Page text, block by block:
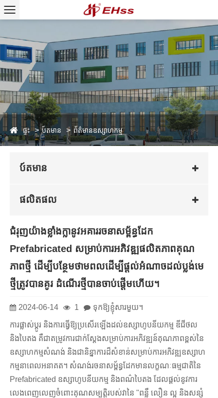
ផ្ទះ ប៍តមាន ព័ត៌មានឧស្សាហកម្ម
ប៍តមាន
ផលិតផល
ជំរុញយ៉ាងខ្លាំងក្លានូវអគាររចនាសម្ព័ន្ធដែក
Prefabricated សម្រាប់ការអភិវឌ្ឍផលិតភាពគុណ
ភាពថ្មី ដើម្បីបន្ថែមថាមពលដើម្បីផ្តល់អំណាចដល់ប្លង់មេ
ថ្មីត្រូវបានគូរ ដំណើរថ្មីបានចាប់ផ្តើមហើយ។
2024-06-14 1 ទុកឱ្យខ្ញុំសារមួយ។
ការផ្លាស់ប្តូរ និងការធ្វើឱ្យប្រសើរឡើងដល់ឧស្សាហូបនីយកម្ម ឌីជីថល
និងបៃតង គឺជាតម្រូវការជាក់ស្តែងសម្រាប់ការអភិវឌ្ឍន៍គុណភាពខ្ពស់នៃ
ឧស្សាហកម្មសំណង់ និងជានិន្នាការដ៏សំខាន់សម្រាប់ការអភិវឌ្ឍឧស្សាហ
កម្មនាពេលអនាគត។ សំណង់រចនាសម្ព័ន្ធដែកមានលក្ខណៈធម្មជាតិនៃ
Prefabricated ឧស្សាហូបនីយកម្ម និងពណ៌បៃតង ដែលផ្តល់នូវការ
លេងពេញលេញចំពោះគុណសម្បត្តិរបស់វានៃ "ពន្លឺ លឿន ល្អ និងសន្សំ